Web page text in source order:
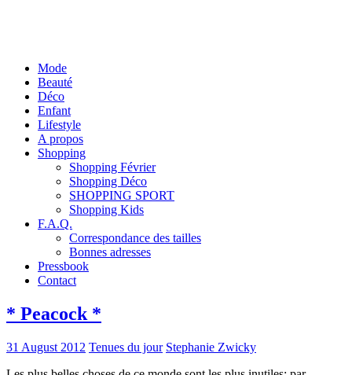
Mode
Beauté
Déco
Enfant
Lifestyle
A propos
Shopping
Shopping Février
Shopping Déco
SHOPPING SPORT
Shopping Kids
F.A.Q.
Correspondance des tailles
Bonnes adresses
Pressbook
Contact
* Peacock *
31 August 2012 Tenues du jour Stephanie Zwicky